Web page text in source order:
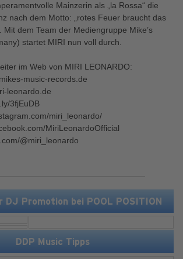
DJ Promotion bei POOL POSITION
DDP Music Tipps
Mainzerin als „la Rossa“ die
nach dem Motto: „rotes Feuer braucht das
Mit dem Team der Mediengruppe Mike’s
startet MIRI nun voll durch.
im Web von MIRI LEONARDO:
music-records.de
leonardo.de
3fjEuDB
miri_leonardo/
MiriLeonardoOfficial
@miri_leonardo